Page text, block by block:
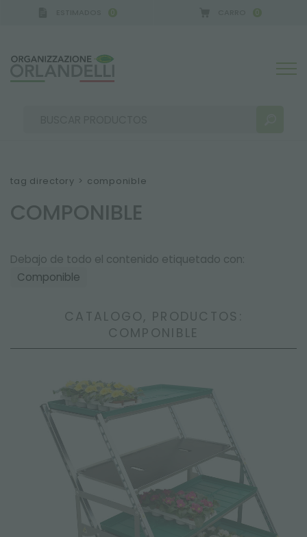
0 0
RESULTADOS DE LA BÚSQUEDA:
tag directory > componible
COMPONIBLE
Debajo de todo el contenido etiquetado con:
Componible
CATALOGO, PRODUCTOS:
COMPONIBLE